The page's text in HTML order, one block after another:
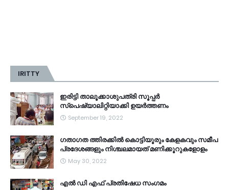
IRITTY
ഇരിട്ടി താലൂക്കാശുപത്രി സൂപ്പർ
സ്‌പെഷ്യാലിറ്റിയാക്കി ഉയർത്തണം
September 19, 2022
ഗതാഗത ത്തിരക്കിൽ കൊട്ടിയൂരും കേളകവും സമീപ
പ്രദേശങ്ങളും നിശ്ചലമായത് മണിക്കൂറുകളോളം
May 30, 2022
എൽ ഡി എഫ് പ്രതിഷേധ സംഗമം